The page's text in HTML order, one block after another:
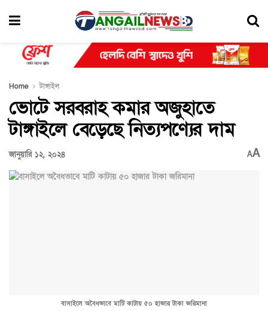
Home টাঙ্গাইল
ভোটে সরবরাহ কমার অজুহাতে
টাঙ্গাইলে বেড়েছে নিত্যপণ্যের দাম
জানুয়ারি ১২, ২০২৪ AA
বাসাইলে অবৈধভাবে মাটি কাটায় ৫০ হাজার টাকা জরিমানা